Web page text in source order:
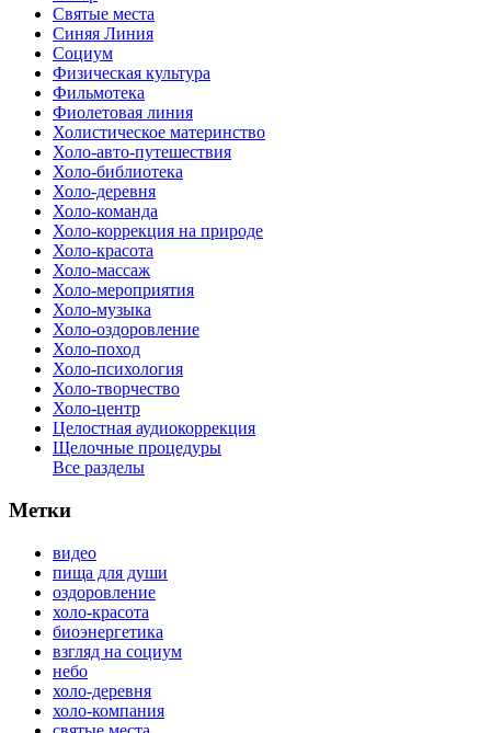
Святые места
Синяя Линия
Социум
Физическая культура
Фильмотека
Фиолетовая линия
Холистическое материнство
Холо-авто-путешествия
Холо-библиотека
Холо-деревня
Холо-команда
Холо-коррекция на природе
Холо-красота
Холо-массаж
Холо-мероприятия
Холо-музыка
Холо-оздоровление
Холо-поход
Холо-психология
Холо-творчество
Холо-центр
Целостная аудиокоррекция
Щелочные процедуры
Все разделы
Метки
видео
пища для души
оздоровление
холо-красота
биоэнергетика
взгляд на социум
небо
холо-деревня
холо-компания